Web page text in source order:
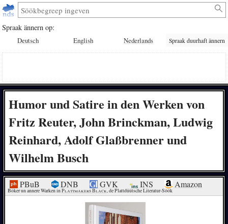
Spraak ännern op:
Deutsch English Nederlands Spraak duurhaft ännern
Humor und Satire in den Werken von
Fritz Reuter, John Brinckman, Ludwig
Reinhard, Adolf Glaßbrenner und
Wilhelm Busch
PBuB DNB GVK INS Amazon
Böker un annere Warken in Plattmakers Black, de Plattdüütsche Literatur-Söök